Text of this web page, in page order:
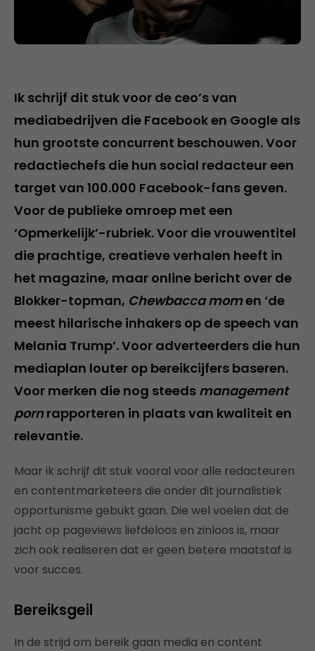
Ik schrijf dit stuk voor de ceo’s van
mediabedrijven die Facebook en Google als
hun grootste concurrent beschouwen. Voor
redactiechefs die hun social redacteur een
target van 100.000 Facebook-fans geven.
Voor de publieke omroep met een
‘Opmerkelijk’-rubriek. Voor die vrouwentitel
die prachtige, creatieve verhalen heeft in
het magazine, maar online bericht over de
Blokker-topman, Chewbacca momen ‘de
meest hilarische inhakers op de speech van
Melania Trump’. Voor adverteerders die hun
mediaplan louter op bereikcijfers baseren.
Voor merken die nog steeds management
pornrapporteren in plaats van kwaliteit en
relevantie.
Maar ik schrijf dit stuk vooral voor alle redacteuren
en contentmarketeers die onder dit journalistiek
opportunisme gebukt gaan. Die wel voelen dat de
jacht op pageviews liefdeloos en zinloos is, maar
zich ook realiseren dat er geen betere maatstaf is
voor succes.
Bereiksgeil
In de strijd om bereik gaan media en content